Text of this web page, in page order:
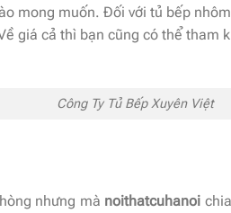
mong muốn. Đối với tủ bếp
giá cả thì bạn cũng có thể tham
Công Ty Tủ Bếp Xuyên Việt
nhưng mà noithatcuhanoi